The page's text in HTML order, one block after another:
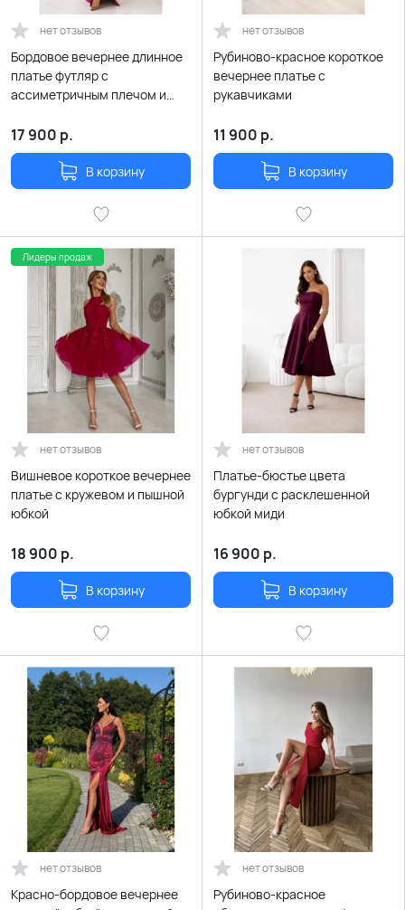
нет отзывов
Бордовое вечернее длинное
платье футляр с
ассиметричным плечом и
17 900 р.
В корзину
нет отзывов
Рубиново-красное короткое
вечернее платье с
рукавчиками
11 900 р.
В корзину
Лидеры продаж
нет отзывов
Вишневое короткое вечернее
платье с кружевом и пышной
юбкой
18 900 р.
В корзину
нет отзывов
Платье-бюстье цвета
бургунди с расклешенной
юбкой миди
16 900 р.
В корзину
нет отзывов
Красно-бордовое вечернее
нет отзывов
Рубиново-красное